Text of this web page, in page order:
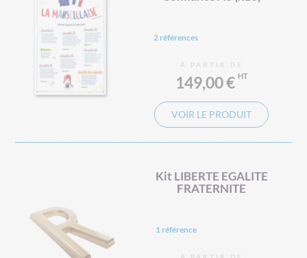
2 références
À PARTIR DE
149,00 €
VOIR LE PRODUIT
Kit LIBERTE EGALITE
FRATERNITE
1 référence